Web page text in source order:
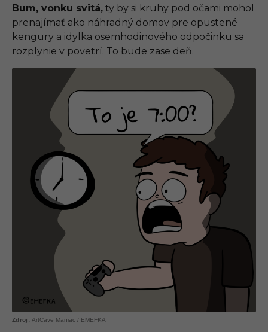
Bum, vonku svitá, ty by si kruhy pod očami mohol
prenajímať ako náhradný domov pre opustené
kengury a idylka osemhodinového odpočinku sa
rozplynie v povetrí. To bude zase deň.
ArtCave Maniac / EMEFKA